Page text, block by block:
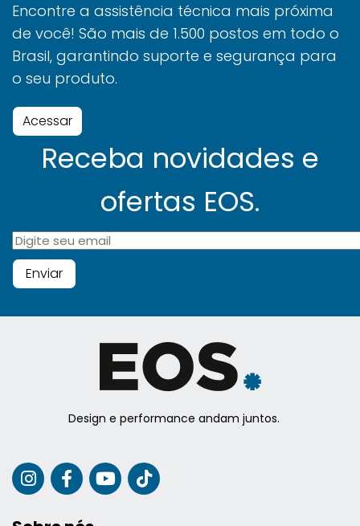
Encontre a assistência técnica mais próxima
de você! São mais de 1.500 postos em todo o
Brasil, garantindo suporte e segurança para
o seu produto.
Acessar
Receba novidades e
ofertas EOS.
Design e performance andam juntos.